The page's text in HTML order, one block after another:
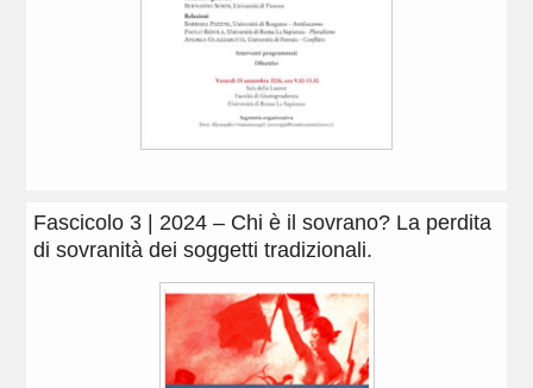
Fascicolo 3 | 2024 – Chi è il sovrano? La perdita
di sovranità dei soggetti tradizionali.